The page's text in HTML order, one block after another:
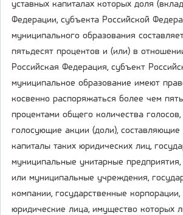
уставных капиталах которых доля
Федерации, субъекта Российской
муниципального образования
пятьдесят процентов и (или) в
Российская Федерация, субъект
муниципальное образование имеют
косвенно распоряжаться более чем
процентами общего количества
голосующие акции (доли), составляющие
капиталы таких юридических лиц,
муниципальные унитарные предприятия,
или муниципальные учреждения,
компании, государственные
юридические лица, имущество которых